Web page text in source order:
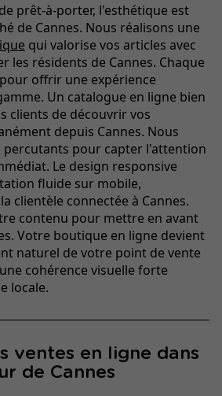
prêt-à-porter, l'esthétique est
de Cannes. Nous réalisons une
qui valorise vos articles avec
les résidents de Cannes. Chaque
offrir une expérience
Un catalogue en ligne bien
clients de découvrir vos
depuis Cannes. Nous
percutants pour capter l'attention
Le design responsive
fluide sur mobile,
clientèle connectée à Cannes.
contenu pour mettre en avant
Votre boutique en ligne devient
naturel de votre point de vente
cohérence visuelle forte
locale.
ventes en ligne dans
de Cannes